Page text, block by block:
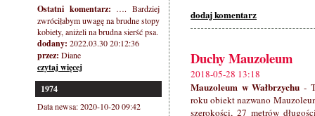
Ostatni komentarz: …. Bardziej
zwróciłabym uwagę na brudne stopy
kobiety, aniżeli na brudna sierść psa.
dodany: 2022.03.30 20:12:36
przez: Diane
czytaj więcej
1974
Data newsa: 2020-10-20 09:42
dodaj komentarz
Duchy Mauzoleum
2018-05-28 13:18
Mauzoleum w Wałbrzychu -
roku obiekt nazwano
szerokości, 27 metrów